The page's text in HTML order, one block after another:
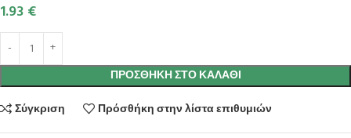
1.93 €
ΠΡΟΣΘΉΚΗ ΣΤΟ ΚΑΛΆΘΙ
Σύγκριση
Πρόσθήκη στην λίστα επιθυμιών